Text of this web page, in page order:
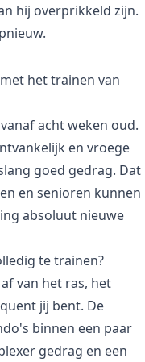
hij overprikkeld zijn.
het trainen van
acht weken oud.
en vroege
goed gedrag. Dat
en senioren kunnen
absoluut nieuwe
te trainen?
van het ras, het
jij bent. De
binnen een paar
gedrag en een